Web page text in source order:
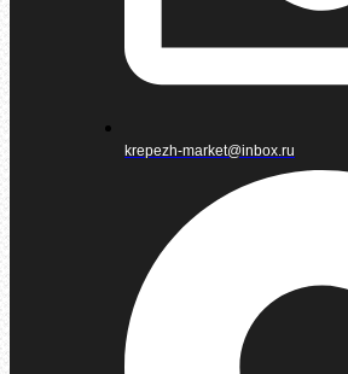
krepezh-market@inbox.ru